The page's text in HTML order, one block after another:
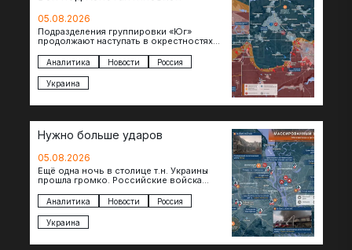
05.08.2026
Подразделения группировки «Юг»
продолжают наступать в окрестностях
города. Пока на восточном фланге идут
ожесточенные бои за окраины…
Аналитика Новости Россия
Украина
Нужно больше ударов
05.08.2026
Ещё одна ночь в столице т.н. Украины
прошла громко. Российские войска
объекты и предприятия в Киеве и
окрестностях….
Аналитика Новости Россия
Украина